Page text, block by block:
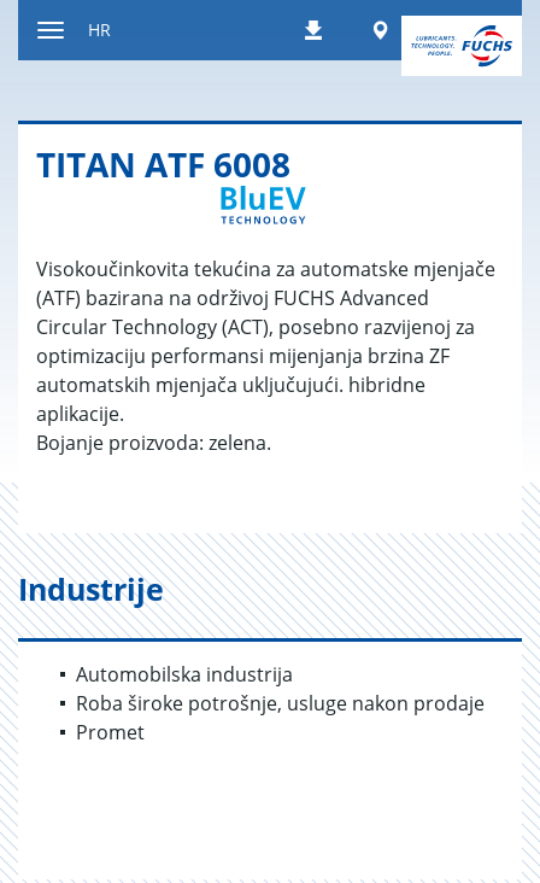
PreuzimanjaWorldwide
HR
TITAN ATF 6008
Visokoučinkovita tekućina za automatske mjenjače
(ATF) bazirana na održivoj FUCHS Advanced
Circular Technology (ACT), posebno razvijenoj za
optimizaciju performansi mijenjanja brzina ZF
automatskih mjenjača uključujući. hibridne
aplikacije.
Bojanje proizvoda: zelena.
Industrije
Automobilska industrija
Roba široke potrošnje, usluge nakon prodaje
Promet